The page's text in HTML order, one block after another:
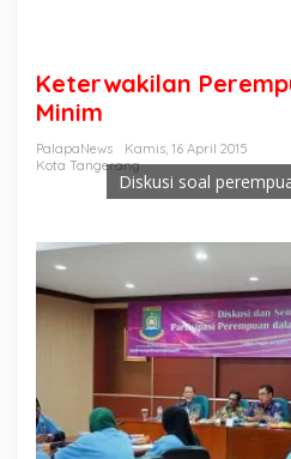
Keterwakilan
Minim
PalapaNews
Kamis, 16 April 2015
Kota Tangerang
Diskusi soal